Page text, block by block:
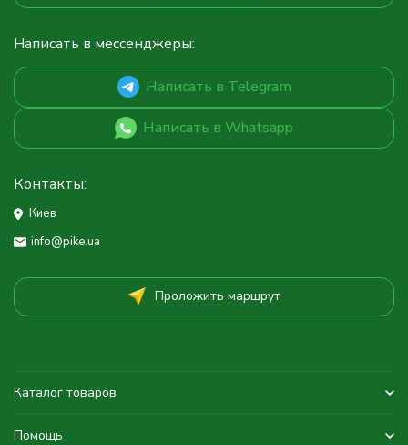
Написать в мессенджеры:
Написать в Telegram
Написать в Whatsapp
Контакты:
Киев
info@pike.ua
Проложить маршрут
Каталог товаров
Помощь